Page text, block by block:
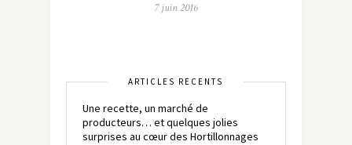
7 juin 2016
ARTICLES RÉCENTS
Une recette, un marché de
producteurs… et quelques jolies
surprises au cœur des Hortillonnages